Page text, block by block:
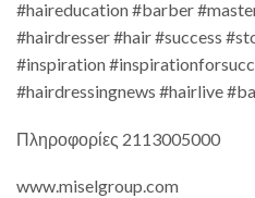
#haireducation #barber
#hairdresser #hair #success
#inspiration
#hairdressingnews #hairlive
Πληροφορίες 2113005000
www.miselgroup.com